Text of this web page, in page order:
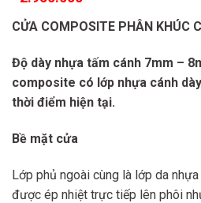
CỬA COMPOSITE PHÂN KHÚC
Độ dày nhựa tấm cánh 7mm –
composite có lớp nhựa cánh
thời điểm hiện tại.
Bề mặt cửa
Lớp phủ ngoài cùng là lớp da
được ép nhiệt trực tiếp lên phôi